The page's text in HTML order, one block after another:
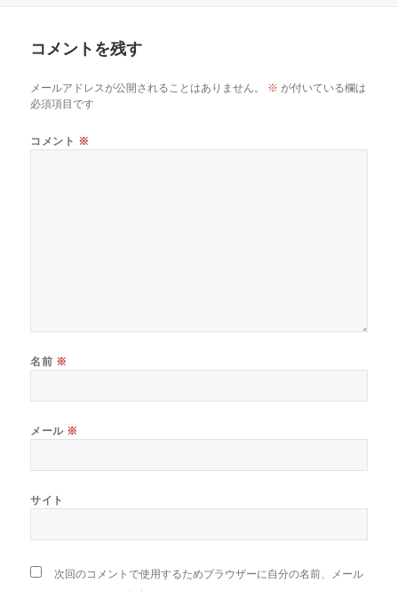
コメントを残す
メールアドレスが公開されることはありません。 ※ が付いている欄は
必須項目です
コメント ※
名前 ※
メール ※
サイト
次回のコメントで使用するためブラウザーに自分の名前、メール